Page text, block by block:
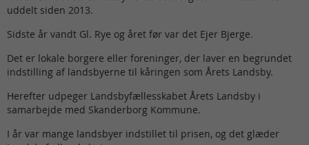
uddelt siden 2013.
Sidste år vandt Gl. Rye og året før var det Ejer Bjerge.
Det er lokale borgere eller foreninger, der laver en begrundet
indstilling af landsbyerne til kåringen som Årets Landsby.
Herefter udpeger Landsbyfællesskabet Årets Landsby i
samarbejde med Skanderborg Kommune.
I år var mange landsbyer indstillet til prisen, og det glæder